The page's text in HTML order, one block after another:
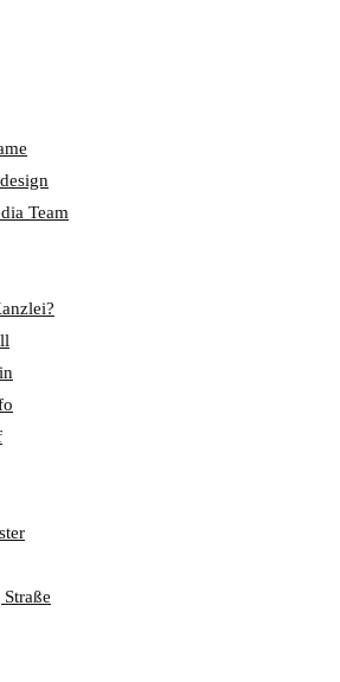
Team